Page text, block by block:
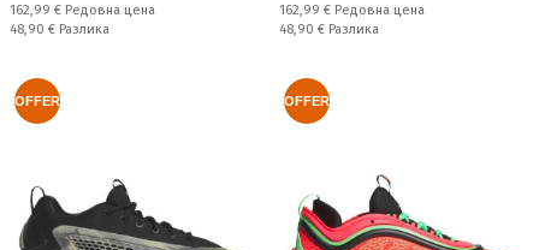
Редовна цена:
162,99 € Редовна цена
Спестявате:
48,90 € Разлика
Редовна цена:
162,99 € Редовна цена
Спестявате:
48,90 € Разлика
OFFER OFFER